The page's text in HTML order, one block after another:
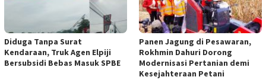
Diduga Tanpa Surat
Kendaraan, Truk Agen Elpiji
Bersubsidi Bebas Masuk SPBE
Panen Jagung di Pesawaran,
Rokhmin Dahuri Dorong
Modernisasi Pertanian demi
Kesejahteraan Petani